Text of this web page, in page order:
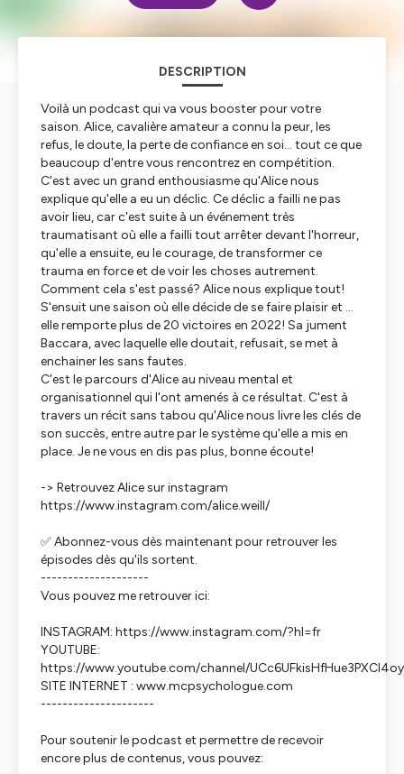
DESCRIPTION
Voilà un podcast qui va vous booster pour votre
saison. Alice, cavalière amateur a connu la peur, les
refus, le doute, la perte de confiance en soi... tout ce que
beaucoup d'entre vous rencontrez en compétition.
C'est avec un grand enthousiasme qu'Alice nous
explique qu'elle a eu un déclic. Ce déclic a failli ne pas
avoir lieu, car c'est suite à un événement très
traumatisant où elle a failli tout arrêter devant l'horreur,
qu'elle a ensuite, eu le courage, de transformer ce
trauma en force et de voir les choses autrement.
Comment cela s'est passé? Alice nous explique tout!
S'ensuit une saison où elle décide de se faire plaisir et ...
elle remporte plus de 20 victoires en 2022! Sa jument
Baccara, avec laquelle elle doutait, refusait, se met à
enchainer les sans fautes.
C'est le parcours d'Alice au niveau mental et
organisationnel qui l'ont amenés à ce résultat. C'est à
travers un récit sans tabou qu'Alice nous livre les clés de
son succès, entre autre par le système qu'elle a mis en
place. Je ne vous en dis pas plus, bonne écoute!
-> Retrouvez Alice sur instagram
https://www.instagram.com/alice.weill/
✅ Abonnez-vous dès maintenant pour retrouver les
épisodes dès qu'ils sortent.
--------------------
Vous pouvez me retrouver ici:
INSTAGRAM: https://www.instagram.com/?hl=fr
YOUTUBE:
https://www.youtube.com/channel/
SITE INTERNET : www.mcpsychologue.com
---------------------
Pour soutenir le podcast et permettre de recevoir
encore plus de contenus, vous pouvez: